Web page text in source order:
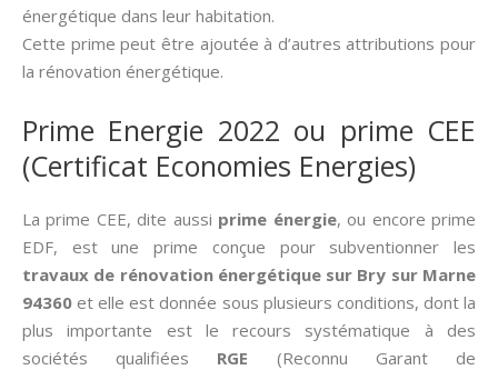
énergétique dans leur habitation.
Cette prime peut être ajoutée à d’autres attributions pour
la rénovation énergétique.
Prime Energie 2022 ou prime CEE
(Certificat Economies Energies)
La prime CEE, dite aussi­ prime énergie, ou encore prime
EDF, est une prime conçue pour subventionner les
travaux de rénovation énergétique sur Bry sur Marne
94360 et elle est donnée sous plusieurs conditions, dont la
plus importante est le recours systématique à des
sociétés qualifiées RGE (Reconnu Garant de